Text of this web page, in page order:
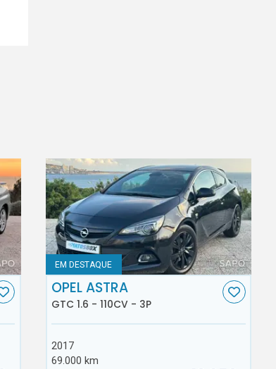
EM DESTAQUE
OPEL ASTRA
GTC 1.6 - 110CV - 3P
2017
69.000 km